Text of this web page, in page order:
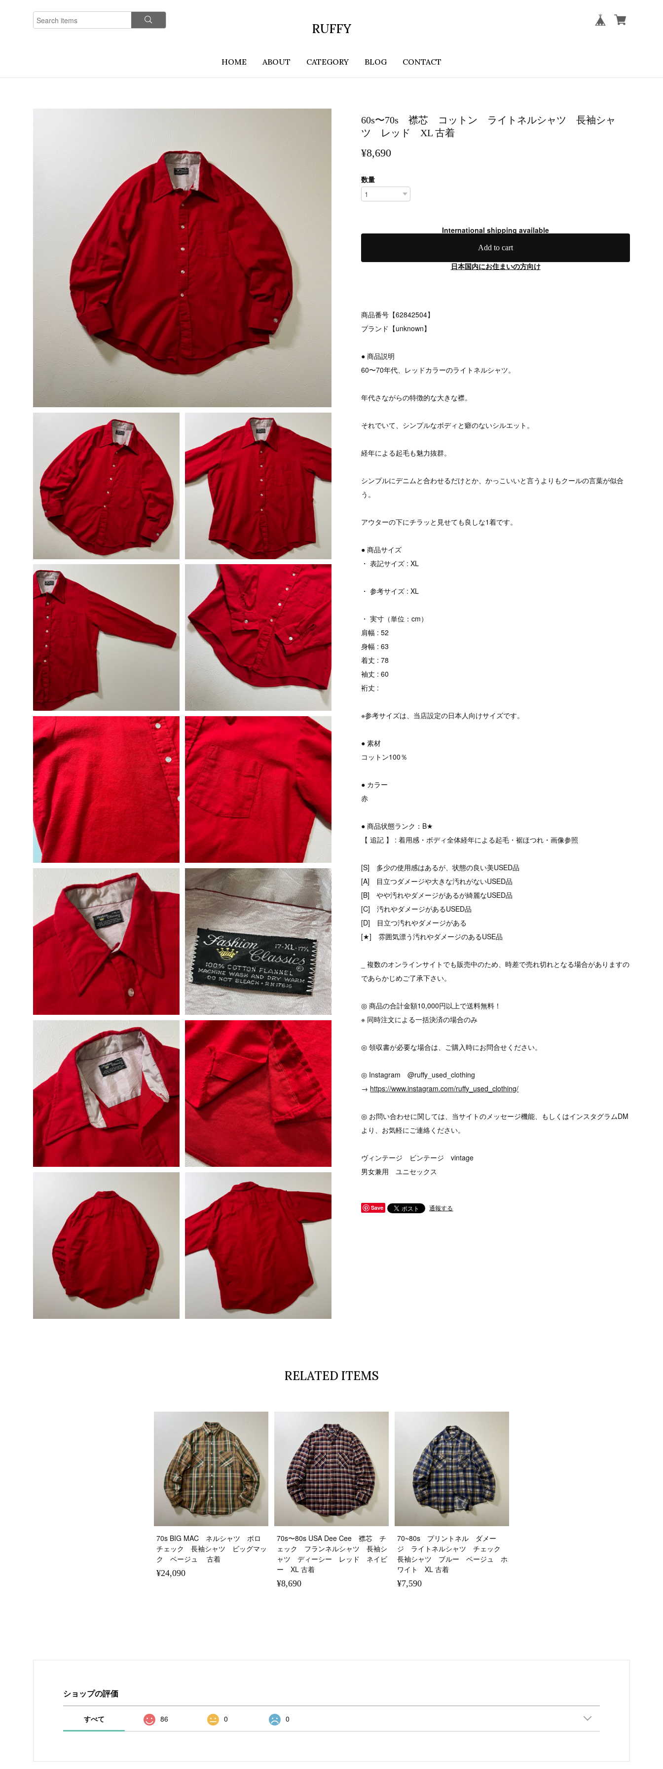
RUFFY
HOME ABOUT CATEGORY BLOG CONTACT
60s〜70s 襟芯 コットン ライトネルシャツ 長袖シャ
ツ レッド XL 古着
¥8,690
数量
International shipping available
Add to cart
日本国内にお住まいの方向け
商品番号【62842504】
ブランド【unknown】
● 商品説明
60〜70年代、レッドカラーのライトネルシャツ。
年代さながらの特徴的な大きな襟。
それでいて、シンプルなボディと癖のないシルエット。
経年による起毛も魅力抜群。
シンプルにデニムと合わせるだけとか、かっこいいと言うよりもクールの言葉が似合
う。
アウターの下にチラッと見せても良しな1着です。
● 商品サイズ
・ 表記サイズ : XL
・ 参考サイズ : XL
・ 実寸（単位：cm）
肩幅 : 52
身幅 : 63
着丈 : 78
袖丈 : 60
裄丈 :
※参考サイズは、当店設定の日本人向けサイズです。
● 素材
コットン100％
● カラー
赤
● 商品状態ランク：B★
【 追記 】 : 着用感・ボディ全体経年による起毛・裾ほつれ・画像参照
[S] 多少の使用感はあるが、状態の良い美USED品
[A] 目立つダメージや大きな汚れがないUSED品
[B] やや汚れやダメージがあるが綺麗なUSED品
[C] 汚れやダメージがあるUSED品
[D] 目立つ汚れやダメージがある
[★] 雰囲気漂う汚れやダメージのあるUSE品
_ 複数のオンラインサイトでも販売中のため、時差で売れ切れとなる場合がありますの
であらかじめご了承下さい。
◎ 商品の合計金額10,000円以上で送料無料！
※ 同時注文による一括決済の場合のみ
◎ 領収書が必要な場合は、ご購入時にお問合せください。
◎ Instagram @ruffy_used_clothing
→ https://www.instagram.com/ruffy_used_clothing/
◎ お問い合わせに関しては、当サイトのメッセージ機能、もしくはインスタグラムDM
より、お気軽にご連絡ください。
ヴィンテージ ビンテージ vintage
男女兼用 ユニセックス
Save 通報する
RELATED ITEMS
70s BIG MAC ネルシャツ ボロ
チェック 長袖シャツ ビッグマッ
ク ベージュ 古着
¥24,090
70s〜80s USA Dee Cee 襟芯 チ
ェック フランネルシャツ 長袖シ
ャツ ディーシー レッド ネイビ
ー XL 古着
¥8,690
70~80s プリントネル ダメー
ジ ライトネルシャツ チェック
長袖シャツ ブルー ベージュ ホ
ワイト XL 古着
¥7,590
ショップの評価
すべて 86 0 0